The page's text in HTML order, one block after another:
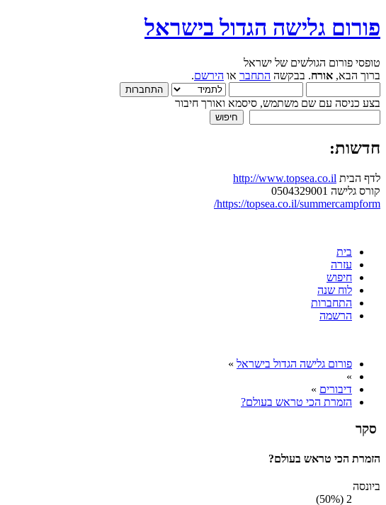
פורום גלישה הגדול בישראל
טופסי פורום הגולשים של ישראל
ברוך הבא, אורח. בבקשה התחבר או הירשם.
בצע כניסה עם שם משתמש, סיסמא ואורך חיבור
חדשות:
לדף הבית http://www.topsea.co.il
קורס גלישה 0504329001
https://topsea.co.il/summercampform/
בית
עזרה
חיפוש
לוח שנה
התחברות
הרשמה
פורום גלישה הגדול בישראל »
»
דיבורים »
הזמרת הכי טראש בעולם?
סקר
הזמרת הכי טראש בעולם?
ביונסה
2 (50%)